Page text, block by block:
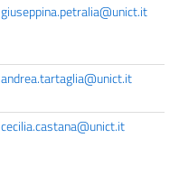
giuseppina.petralia@unict.it
andrea.tartaglia@unict.it
cecilia.castana@unict.it